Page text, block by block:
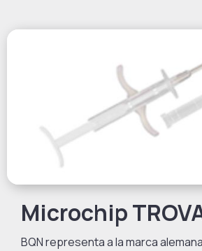
Microchip
BQN representa a la marca